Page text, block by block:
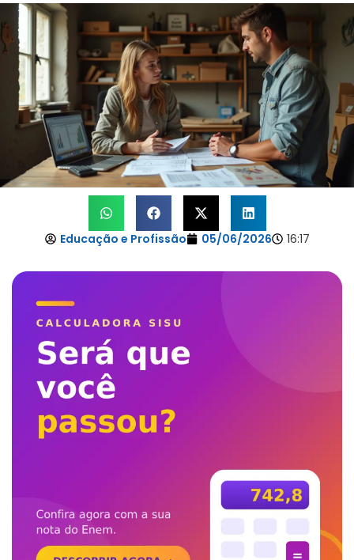
Educação e Profissão 05/06/2026 16:17